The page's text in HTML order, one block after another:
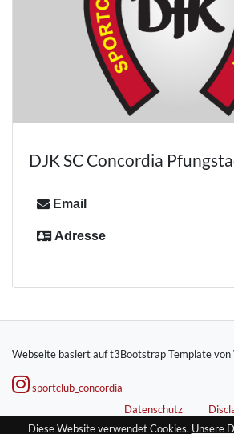
DJK SC Concordia
Email
kontakt@concordia-pfungstadt.de
Adresse
64319 Pfungstadt
Webseite basiert auf t3Bootstrap Template von
sportclub_concordia
Datenschutz
Diese Website verwendet Cookies. Unsere